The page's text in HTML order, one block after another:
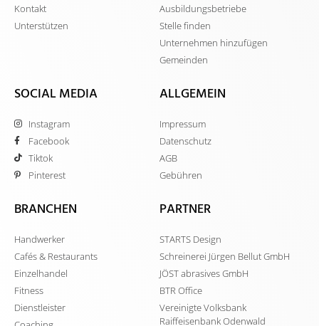
Kontakt
Unterstützen
Ausbildungsbetriebe
Stelle finden
Unternehmen hinzufügen
Gemeinden
SOCIAL MEDIA
Instagram
Facebook
Tiktok
Pinterest
ALLGEMEIN
Impressum
Datenschutz
AGB
Gebühren
BRANCHEN
Handwerker
Cafés & Restaurants
Einzelhandel
Fitness
Dienstleister
PARTNER
STARTS Design
Schreinerei Jürgen Bellut GmbH
JÖST abrasives GmbH
BTR Office
Vereinigte Volksbank
Raiffeisenbank Odenwald